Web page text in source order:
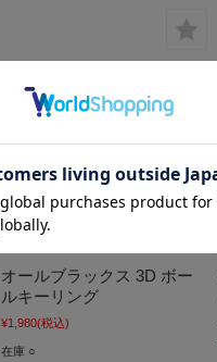
オールブラックス 3D ボー
ルキーリング
¥1,980(税込)
在庫 ○